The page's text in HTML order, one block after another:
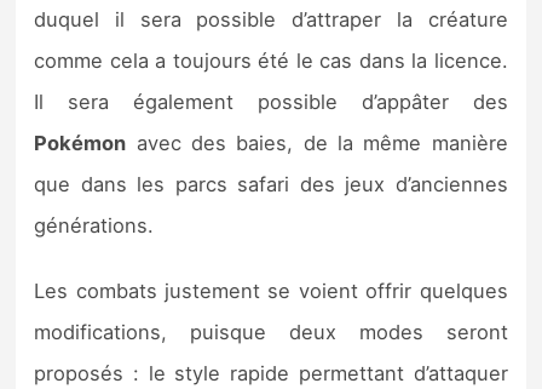
duquel il sera possible d’attraper la créature
comme cela a toujours été le cas dans la licence.
Il sera également possible d’appâter des
Pokémon avec des baies, de la même manière
que dans les parcs safari des jeux d’anciennes
générations.
Les combats justement se voient offrir quelques
modifications, puisque deux modes seront
proposés : le style rapide permettant d’attaquer